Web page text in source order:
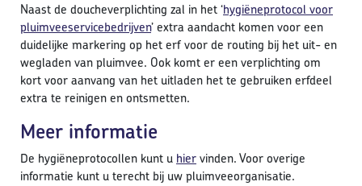
Naast de doucheverplichting zal in het ‘hygiëneprotocol voor
pluimveeservicebedrijven’ extra aandacht komen voor een
duidelijke markering op het erf voor de routing bij het uit- en
wegladen van pluimvee. Ook komt er een verplichting om
kort voor aanvang van het uitladen het te gebruiken erfdeel
extra te reinigen en ontsmetten.
Meer informatie
De hygiëneprotocollen kunt u hiervinden. Voor overige
informatie kunt u terecht bij uw pluimveeorganisatie.